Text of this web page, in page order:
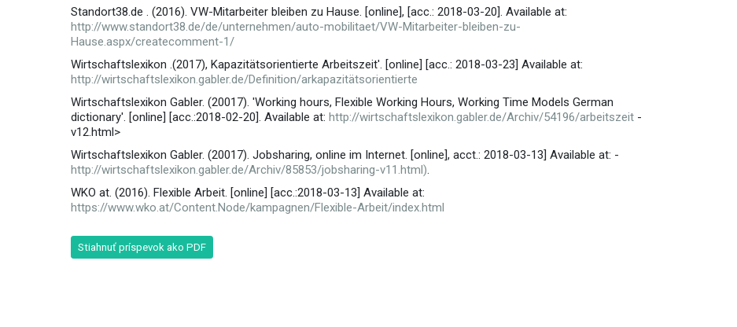
Standort38.de . (2016). VW-Mitarbeiter bleiben zu Hause. [online], [acc.: 2018-03-20]. Available at:
http://www.standort38.de/de/unternehmen/auto-mobilitaet/VW-Mitarbeiter-bleiben-zu-
Hause.aspx/createcomment-1/
Wirtschaftslexikon .(2017), Kapazitätsorientierte Arbeitszeit'. [online] [acc.: 2018-03-23] Available at:
http://wirtschaftslexikon.gabler.de/Definition/arkapazitätsorientierte
Wirtschaftslexikon Gabler. (20017). 'Working hours, Flexible Working Hours, Working Time Models German
dictionary'. [online] [acc.:2018-02-20]. Available at: http://wirtschaftslexikon.gabler.de/Archiv/54196/arbeitszeit -
v12.html>
Wirtschaftslexikon Gabler. (20017). Jobsharing, online im Internet. [online], acct.: 2018-03-13] Available at: -
http://wirtschaftslexikon.gabler.de/Archiv/85853/jobsharing-v11.html).
WKO at. (2016). Flexible Arbeit. [online] [acc.:2018-03-13] Available at:
https://www.wko.at/Content.Node/kampagnen/Flexible-Arbeit/index.html
Stiahnuť príspevok ako PDF